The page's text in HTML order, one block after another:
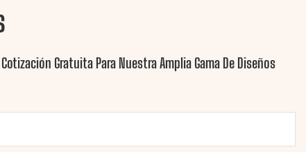
Gratuita Para Nuestra Amplia Gama De Diseños